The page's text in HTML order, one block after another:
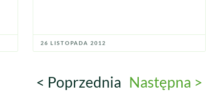
26 LISTOPADA 2012
< Poprzednia Następna >